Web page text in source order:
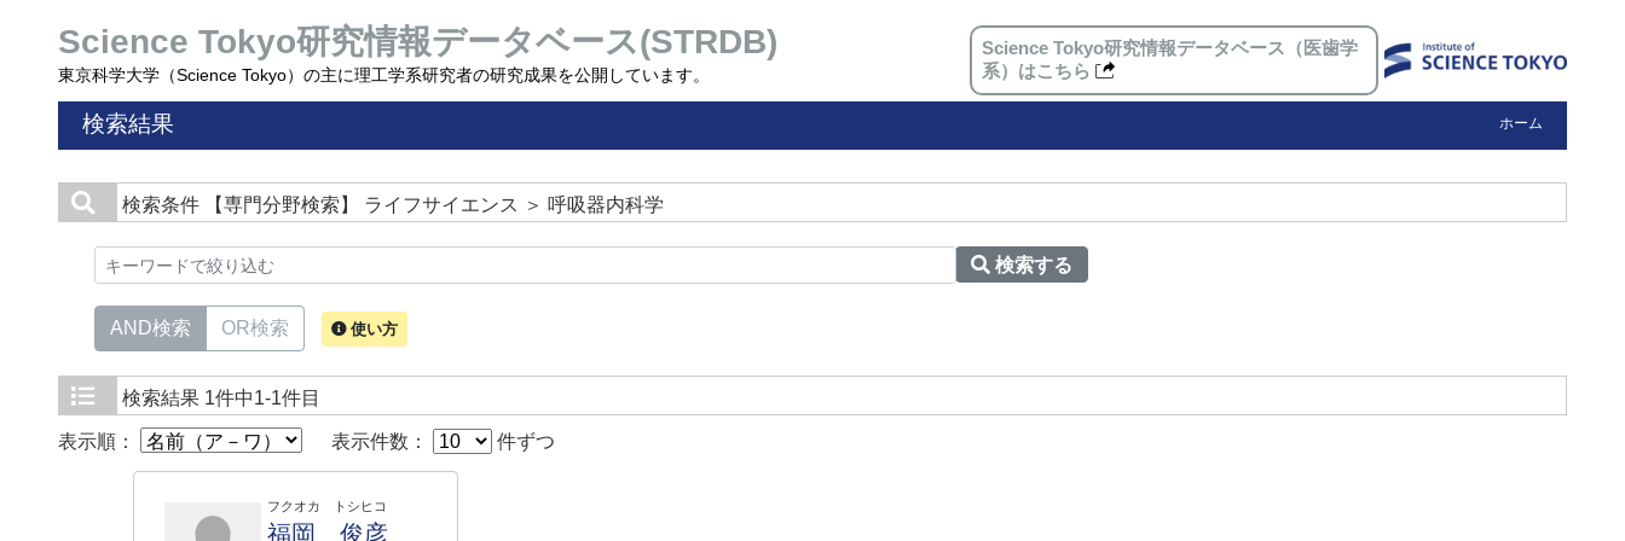
Science Tokyo研究情報データベース(STRDB)
東京科学大学（Science Tokyo）の主に理工学系研究者の研究成果を公開しています。
Science Tokyo研究情報データベース（医歯学
系）はこちら
検索結果 ホーム
検索条件 【専門分野検索】 ライフサイエンス ＞ 呼吸器内科学
検索する
AND検索 OR検索 使い方
検索結果 1件中1-1件目
表示順： 表示件数： 件ずつ
フクオカ トシヒコ
福岡 俊彦